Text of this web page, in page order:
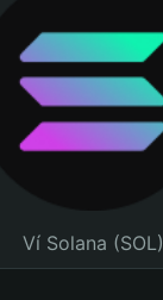
Ví Solana (SOL)